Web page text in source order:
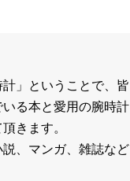
計」ということで、
る本と愛用の腕時
きます。
、マンガ、雑誌な